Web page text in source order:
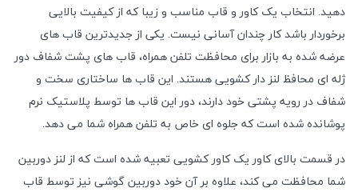
دهید. انتخاب یک کاور و قاب مناسب و زیبا که از کیفیت بالایی
برخوردار باشد کار چندان آسانی نیست. یکی از جدیدترین قاب های
عرضه شده به بازار برای محافظت تلفن همراه، قاب های پشت شفاف دور
ژله ای محافظ لنز دار کشویی هستند. این قاب ها ساختاری سخت و
شفاف در رویه پشتی خود دارند، دور این قاب ها توسط پلاستیک نرم
پوشانده شده است که جلوه ای خاص به تلفن همراه شما می دهد.
در قسمت بالای کاور یک کاور کشویی تعبیه شده است که از لنز دوربین
شما محافظت می کند، علاوه بر آن خود دوربین گوشی نیز توسط قاب